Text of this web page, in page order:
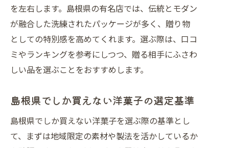
を左右します。島根県の有名店では、伝統とモダン
が融合した洗練されたパッケージが多く、贈り物
としての特別感を高めてくれます。選ぶ際は、口コ
ミやランキングを参考にしつつ、贈る相手にふさわ
しい品を選ぶことをおすすめします。
島根県でしか買えない洋菓子の選定基準
島根県でしか買えない洋菓子を選ぶ際の基準とし
て、まずは地域限定の素材や製法を活かしているか